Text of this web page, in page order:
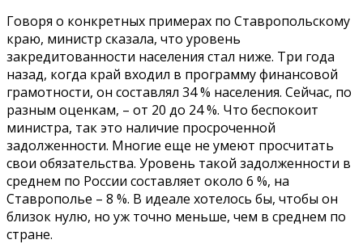
Говоря о конкретных примерах по Ставропольскому
краю, министр сказала, что уровень
закредитованности населения стал ниже. Три года
назад, когда край входил в программу финансовой
грамотности, он составлял 34 % населения. Сейчас, по
разным оценкам, – от 20 до 24 %. Что беспокоит
министра, так это наличие просроченной
задолженности. Многие еще не умеют просчитать
свои обязательства. Уровень такой задолженности в
среднем по России составляет около 6 %, на
Ставрополье – 8 %. В идеале хотелось бы, чтобы он
близок нулю, но уж точно меньше, чем в среднем по
стране.